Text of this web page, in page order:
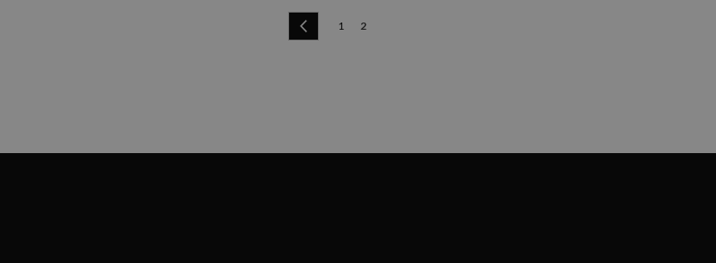
PáginaPágina
AnteriorPágina
1 You're currently reading page
2